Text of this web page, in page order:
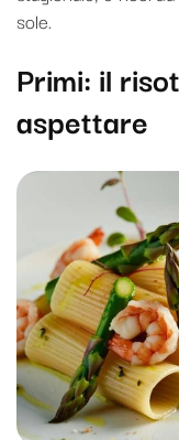
sole.
Primi: il
aspettare